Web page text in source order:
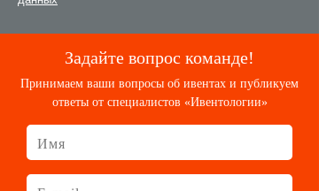
Задайте вопрос команде!
Принимаем ваши вопросы об ивентах и публикуем
ответы от специалистов «Ивентологии»